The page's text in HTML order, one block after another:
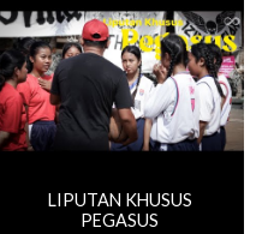
LIPUTAN KHUSUS
PEGASUS